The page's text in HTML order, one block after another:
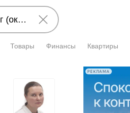
Товары Финансы Квартиры
РЕКЛАМА